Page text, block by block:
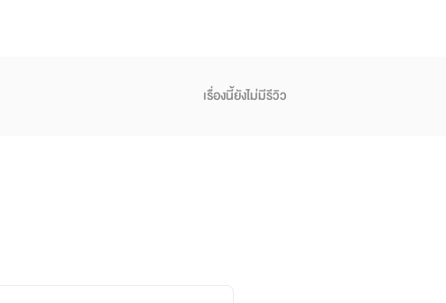
การรับผิดชอบของธานีได้หลบหนีมายังอำเภออรัญประเทศ เมื่อธานีและโม
กิดขึ้นจนกลายเป็นความสัมพันธ์ที่ลึกซึ้งเรื่องนี้ยังไม่มีรีวิว